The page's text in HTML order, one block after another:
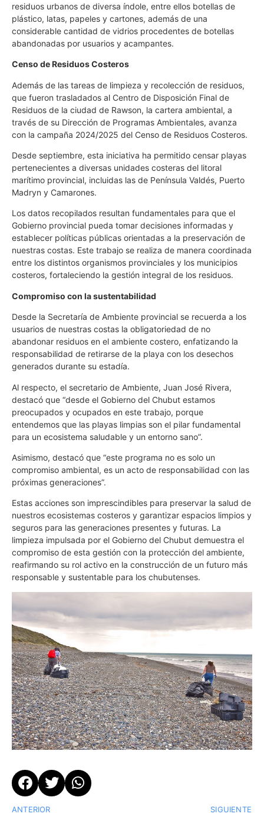
residuos urbanos de diversa índole, entre ellos botellas de
plástico, latas, papeles y cartones, además de una
considerable cantidad de vidrios procedentes de botellas
abandonadas por usuarios y acampantes.
Censo de Residuos Costeros
Además de las tareas de limpieza y recolección de residuos,
que fueron trasladados al Centro de Disposición Final de
Residuos de la ciudad de Rawson, la cartera ambiental, a
través de su Dirección de Programas Ambientales, avanza
con la campaña 2024/2025 del Censo de Residuos Costeros.
Desde septiembre, esta iniciativa ha permitido censar playas
pertenecientes a diversas unidades costeras del litoral
marítimo provincial, incluidas las de Península Valdés, Puerto
Madryn y Camarones.
Los datos recopilados resultan fundamentales para que el
Gobierno provincial pueda tomar decisiones informadas y
establecer políticas públicas orientadas a la preservación de
nuestras costas. Este trabajo se realiza de manera coordinada
entre los distintos organismos provinciales y los municipios
costeros, fortaleciendo la gestión integral de los residuos.
Compromiso con la sustentabilidad
Desde la Secretaría de Ambiente provincial se recuerda a los
usuarios de nuestras costas la obligatoriedad de no
abandonar residuos en el ambiente costero, enfatizando la
responsabilidad de retirarse de la playa con los desechos
generados durante su estadía.
Al respecto, el secretario de Ambiente, Juan José Rivera,
destacó que “desde el Gobierno del Chubut estamos
preocupados y ocupados en este trabajo, porque
entendemos que las playas limpias son el pilar fundamental
para un ecosistema saludable y un entorno sano”.
Asimismo, destacó que “este programa no es solo un
compromiso ambiental, es un acto de responsabilidad con las
próximas generaciones”.
Estas acciones son imprescindibles para preservar la salud de
nuestros ecosistemas costeros y garantizar espacios limpios y
seguros para las generaciones presentes y futuras. La
limpieza impulsada por el Gobierno del Chubut demuestra el
compromiso de esta gestión con la protección del ambiente,
reafirmando su rol activo en la construcción de un futuro más
responsable y sustentable para los chubutenses.
ANTERIOR SIGUIENTE